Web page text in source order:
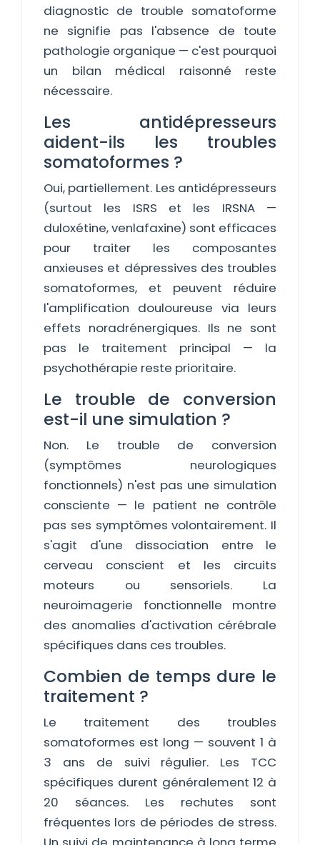
diagnostic de trouble somatoforme
ne signifie pas l'absence de toute
pathologie organique — c'est pourquoi
un bilan médical raisonné reste
nécessaire.
Les antidépresseurs
aident-ils les troubles
somatoformes ?
Oui, partiellement. Les antidépresseurs
(surtout les ISRS et les IRSNA —
duloxétine, venlafaxine) sont efficaces
pour traiter les composantes
anxieuses et dépressives des troubles
somatoformes, et peuvent réduire
l'amplification douloureuse via leurs
effets noradrénergiques. Ils ne sont
pas le traitement principal — la
psychothérapie reste prioritaire.
Le trouble de conversion
est-il une simulation ?
Non. Le trouble de conversion
(symptômes neurologiques
fonctionnels) n'est pas une simulation
consciente — le patient ne contrôle
pas ses symptômes volontairement. Il
s'agit d'une dissociation entre le
cerveau conscient et les circuits
moteurs ou sensoriels. La
neuroimagerie fonctionnelle montre
des anomalies d'activation cérébrale
spécifiques dans ces troubles.
Combien de temps dure le
traitement ?
Le traitement des troubles
somatoformes est long — souvent 1 à
3 ans de suivi régulier. Les TCC
spécifiques durent généralement 12 à
20 séances. Les rechutes sont
fréquentes lors de périodes de stress.